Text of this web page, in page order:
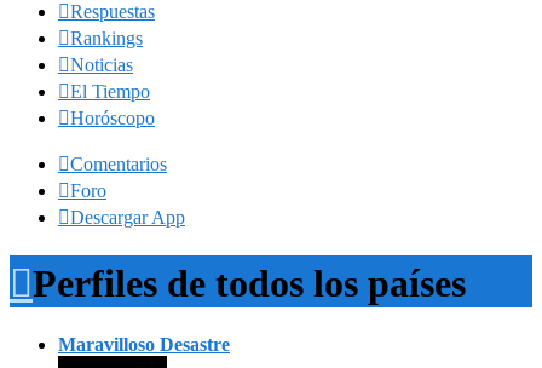
Respuestas
Rankings
Noticias
El Tiempo
Horóscopo
Comentarios
Foro
Descargar App
Perfiles de todos los países
Maravilloso Desastre